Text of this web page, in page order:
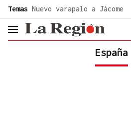
Temas Nuevo varapalo a Jácome
header.menu.open
España